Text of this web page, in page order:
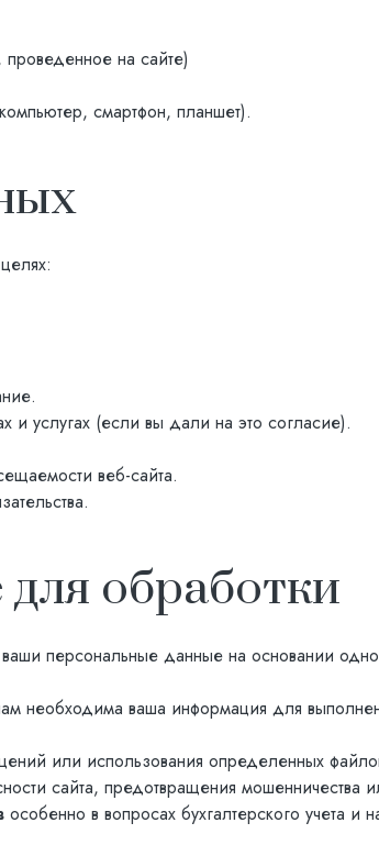
на сайте)
смартфон, планшет).
и услугах (если вы дали на это согласие).
веб-сайта.
обработки
персональные данные на основании
необходима ваша информация для
или использования определенных
сайта, предотвращения мошенничества
особенно в вопросах бухгалтерского учета и